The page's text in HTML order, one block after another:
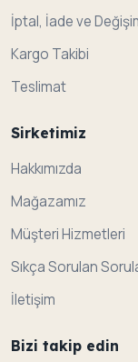
İptal, İade ve
Kargo Takibi
Teslimat
Sirketimiz
Hakkımızda
Mağazamız
Müşteri Hizmetleri
Sıkça Sorulan
İletişim
Bizi takip edin